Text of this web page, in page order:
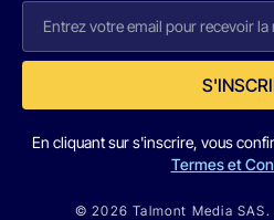
En cliquant sur s'inscrire, vous
Termes et
© 2026 Talmont Media